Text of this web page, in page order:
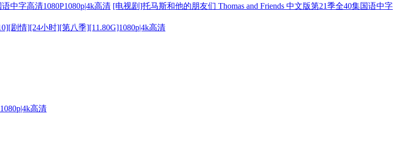
[电视剧]托马斯和他的朋友们 Thomas and Friends 中文版第21季全40集国语中字
剧情][24小时][第八季][11.80G]1080p|4k高清
高清